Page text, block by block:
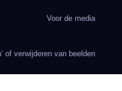
Voor de media
of verwijderen van beelden